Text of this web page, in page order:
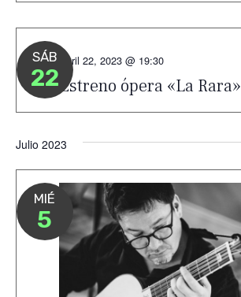
SÁB
22Estreno ópera «La Rara»
Abril 22, 2023 @ 19:30
Julio 2023
MIÉ
5